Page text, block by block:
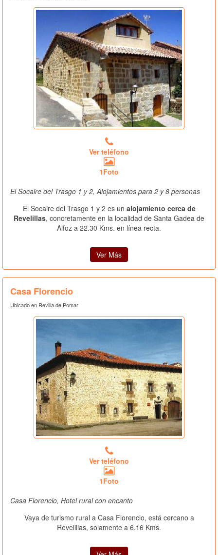
Ver teléfono
1Foto
El Socaire del Trasgo 1 y 2, Alojamientos para 2 y 8 personas
El Socaire del Trasgo 1 y 2 es un alojamiento cerca de
Revelillas, concretamente en la localidad de Santa Gadea de
Alfoz a 22.30 Kms. en línea recta.
Ver Más
Casa Florencio
Ubicado en Revilla de Pomar
Ver teléfono
1Foto
Casa Florencio, Hotel rural con encanto
Vaya de turismo rural a Casa Florencio, está cercano a
Revelillas, solamente a 6.16 Kms.